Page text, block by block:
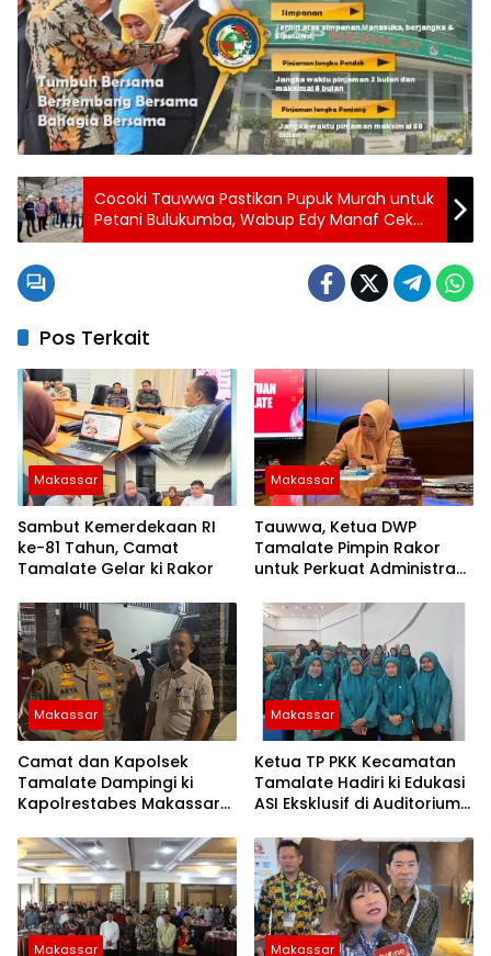
Cocoki Tauwwa Pastikan Pupuk Murah untuk
Petani Bulukumba, Wabup Edy Manaf Cek
Gudang Stok
Pos Terkait
Makassar
Sambut Kemerdekaan RI
ke-81 Tahun, Camat
Tamalate Gelar ki Rakor
Makassar
Tauwwa, Ketua DWP
Tamalate Pimpin Rakor
untuk Perkuat Administrasi
Makassar
Camat dan Kapolsek
Tamalate Dampingi ki
Kapolrestabes Makassar
Sembako di Bontoduri
Makassar
Ketua TP PKK Kecamatan
Tamalate Hadiri ki Edukasi
ASI Eksklusif di Auditorium
Makassar Makassar